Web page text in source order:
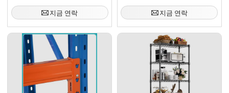
지금 연락
지금 연락